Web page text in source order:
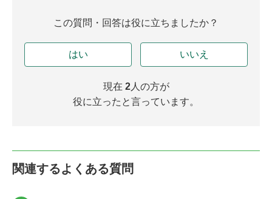
この質問・回答は役に立ちましたか？
はい いいえ
現在 2人の方が
役に立ったと言っています。
関連するよくある質問